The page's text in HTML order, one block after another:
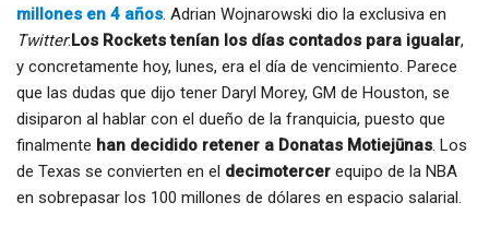
millones en 4 años. Adrian Wojnarowski dio la exclusiva en
Twitter:Los Rockets tenían los días contados para igualar,
y concretamente hoy, lunes, era el día de vencimiento. Parece
que las dudas que dijo tener Daryl Morey, GM de Houston, se
disiparon al hablar con el dueño de la franquicia, puesto que
finalmente han decidido retener a Donatas Motiejūnas. Los
de Texas se convierten en el decimotercer equipo de la NBA
en sobrepasar los 100 millones de dólares en espacio salarial.